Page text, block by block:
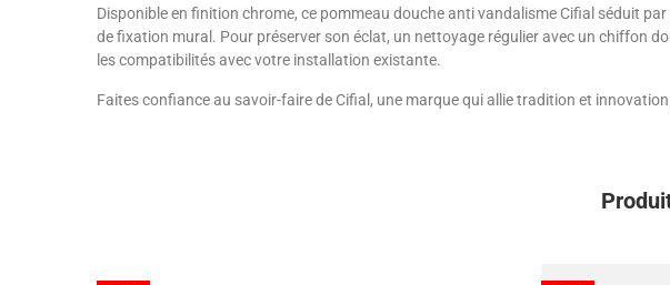
Disponible en finition chrome, ce pommeau douche anti vandalisme Cifial séduit
de fixation mural. Pour préserver son éclat, un nettoyage régulier avec un chiffon
les compatibilités avec votre installation existante.
Faites confiance au savoir-faire de Cifial, une marque qui allie tradition et